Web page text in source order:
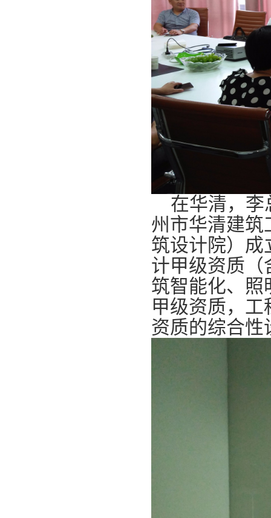
在华清，李
州市华清建筑
筑设计院）成
计甲级资质（
筑智能化、照
甲级资质，
资质的综合性